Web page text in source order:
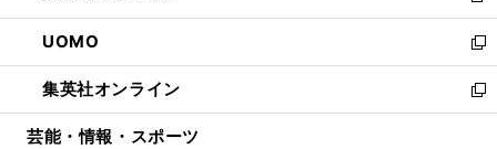
開
く
ウ
で
開
く
ン
ド
ウ
で
開
ウ
ィ
ン
ド
ウ
し
い
ウ
ィ
ン
UOMO
新
し
い
ウ
集英社オンライン
新
し
芸能・情報・スポーツ